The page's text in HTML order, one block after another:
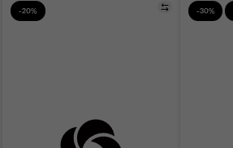
-20% Порівняти
-30%